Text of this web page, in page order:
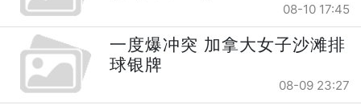
08-10 17:45
一度爆冲突 加拿大女子沙滩排
球银牌
08-09 23:27